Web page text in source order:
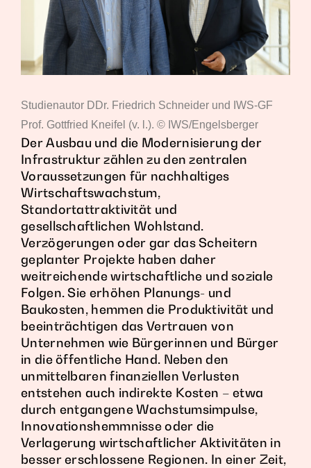
Studienautor DDr. Friedrich Schneider und IWS-GF
Prof. Gottfried Kneifel (v. l.). © IWS/Engelsberger
Der Ausbau und die Modernisierung der
Infrastruktur zählen zu den zentralen
Voraussetzungen für nachhaltiges
Wirtschaftswachstum,
Standortattraktivität und
gesellschaftlichen Wohlstand.
Verzögerungen oder gar das Scheitern
geplanter Projekte haben daher
weitreichende wirtschaftliche und soziale
Folgen. Sie erhöhen Planungs- und
Baukosten, hemmen die Produktivität und
beeinträchtigen das Vertrauen von
Unternehmen wie Bürgerinnen und Bürger
in die öffentliche Hand. Neben den
unmittelbaren finanziellen Verlusten
entstehen auch indirekte Kosten – etwa
durch entgangene Wachstumsimpulse,
Innovationshemmnisse oder die
Verlagerung wirtschaftlicher Aktivitäten in
besser erschlossene Regionen. In einer Zeit,